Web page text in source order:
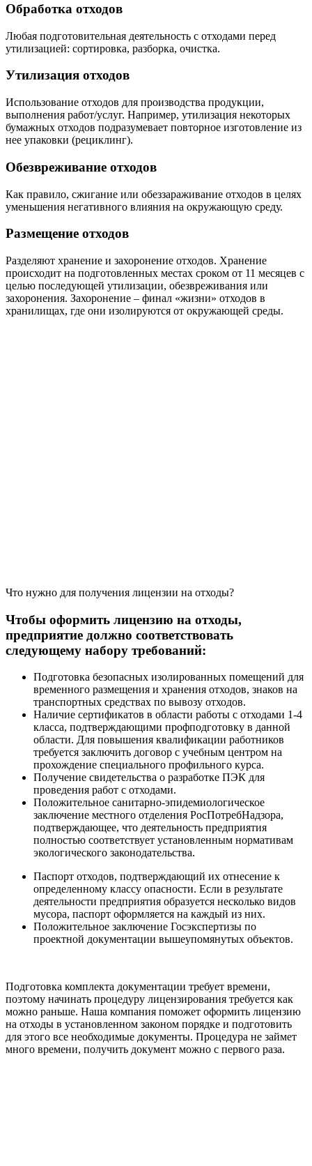
Обработка отходов
Любая подготовительная деятельность с отходами перед
утилизацией: сортировка, разборка, очистка.
Утилизация отходов
Использование отходов для производства продукции,
выполнения работ/услуг. Например, утилизация некоторых
бумажных отходов подразумевает повторное изготовление из
нее упаковки (рециклинг).
Обезвреживание отходов
Как правило, сжигание или обеззараживание отходов в целях
уменьшения негативного влияния на окружающую среду.
Размещение отходов
Разделяют хранение и захоронение отходов. Хранение
происходит на подготовленных местах сроком от 11 месяцев с
целью последующей утилизации, обезвреживания или
захоронения. Захоронение – финал «жизни» отходов в
хранилищах, где они изолируются от окружающей среды.
Что нужно для получения лицензии на отходы?
Чтобы оформить лицензию на отходы,
предприятие должно соответствовать
следующему набору требований:
Подготовка безопасных изолированных помещений для
временного размещения и хранения отходов, знаков на
транспортных средствах по вывозу отходов.
Наличие сертификатов в области работы с отходами 1-4
класса, подтверждающими профподготовку в данной
области. Для повышения квалификации работников
требуется заключить договор с учебным центром на
прохождение специального профильного курса.
Получение свидетельства о разработке ПЭК для
проведения работ с отходами.
Положительное санитарно-эпидемиологическое
заключение местного отделения РосПотребНадзора,
подтверждающее, что деятельность предприятия
полностью соответствует установленным нормативам
экологического законодательства.
Паспорт отходов, подтверждающий их отнесение к
определенному классу опасности. Если в результате
деятельности предприятия образуется несколько видов
мусора, паспорт оформляется на каждый из них.
Положительное заключение Госэкспертизы по
проектной документации вышеупомянутых объектов.
Подготовка комплекта документации требует времени,
поэтому начинать процедуру лицензирования требуется как
можно раньше. Наша компания поможет оформить лицензию
на отходы в установленном законом порядке и подготовить
для этого все необходимые документы. Процедура не займет
много времени, получить документ можно с первого раза.